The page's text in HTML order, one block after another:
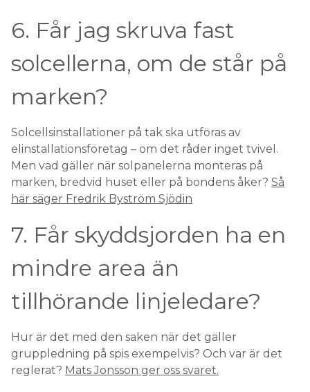
6. Får jag skruva fast
solcellerna, om de står på
marken?
Solcellsinstallationer på tak ska utföras av
elinstallationsföretag – om det råder inget tvivel.
Men vad gäller när solpanelerna monteras på
marken, bredvid huset eller på bondens åker? Så
här säger Fredrik Byström Sjödin
7. Får skyddsjorden ha en
mindre area än
tillhörande linjeledare?
Hur är det med den saken när det gäller
gruppledning på spis exempelvis? Och var är det
reglerat? Mats Jonsson ger oss svaret.